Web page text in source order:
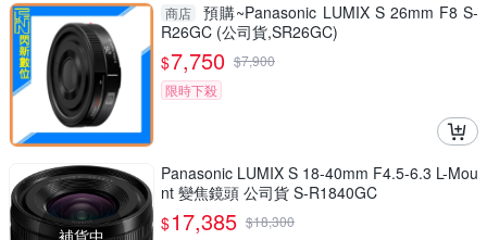
商店
預購~Panasonic LUMIX S 26mm F8 S-
R26GC (公司貨,SR26GC)
$7,750 $7,900
限時下殺
Panasonic LUMIX S 18-40mm F4.5-6.3 L-Mou
nt 變焦鏡頭 公司貨 S-R1840GC
$17,385 $18,300